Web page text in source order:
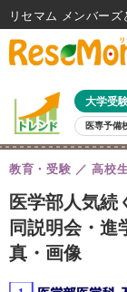
大学受
医専予備
親子で考える大学選び
共通テスト 夏休み
8月開催イベント・WS
自由研究教材（小学生向
医学部人気続
同説明会・進
真・画像
教育・受験 高校
リセマム メンバーズ